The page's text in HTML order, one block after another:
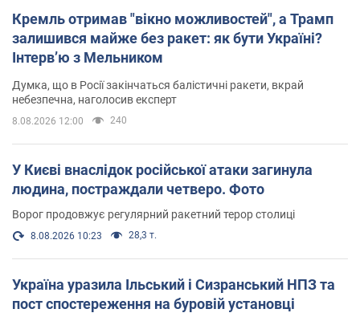
Кремль отримав "вікно можливостей", а Трамп
залишився майже без ракет: як бути Україні?
Інтерв’ю з Мельником
Думка, що в Росії закінчаться балістичні ракети, вкрай
небезпечна, наголосив експерт
8.08.2026 12:00 240
У Києві внаслідок російської атаки загинула
людина, постраждали четверо. Фото
Ворог продовжує регулярний ракетний терор столиці
8.08.2026 10:23 28,3 т.
Україна уразила Ільський і Сизранський НПЗ та
пост спостереження на буровій установці